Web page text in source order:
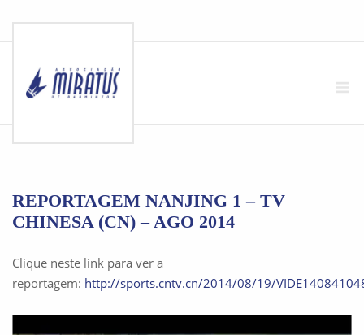
content
REPORTAGEM NANJING 1 – TV
CHINESA (CN) – AGO 2014
Clique neste link para ver a
reportagem: http://sports.cntv.cn/2014/08/19/